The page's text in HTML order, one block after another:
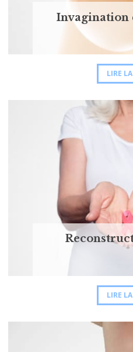
Invagination
LIRE
LIRE